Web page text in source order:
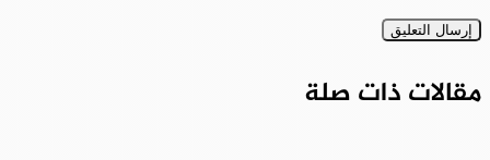
مقالات ذات صلة